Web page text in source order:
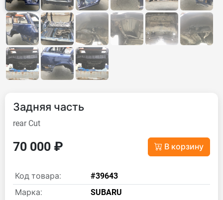
Задняя часть
rear Cut
70 000 ₽ В корзину
Код товара:
#39643
Марка:
SUBARU